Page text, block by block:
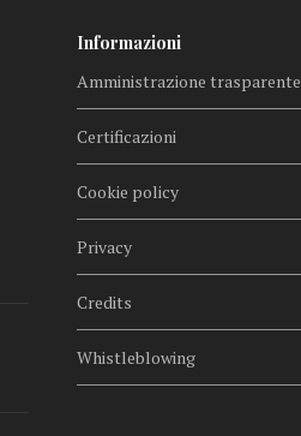
Informazioni
Amministrazione trasparente
Certificazioni
Cookie policy
Privacy
Credits
Whistleblowing